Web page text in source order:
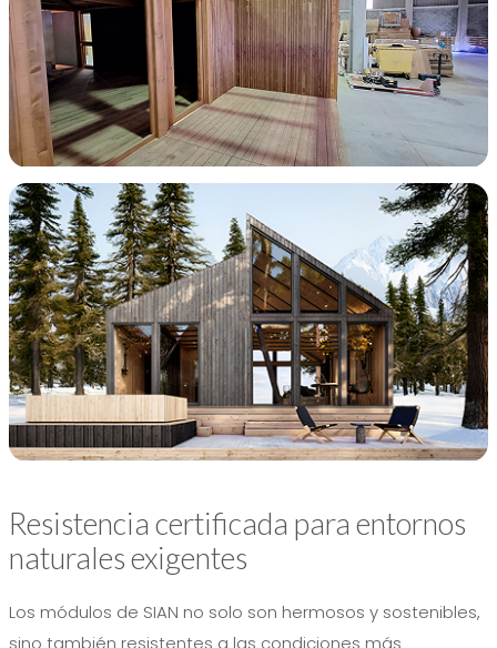
Resistencia certificada para entornos
naturales exigentes
Los módulos de SIAN no solo son hermosos y sostenibles,
sino también resistentes a las condiciones más